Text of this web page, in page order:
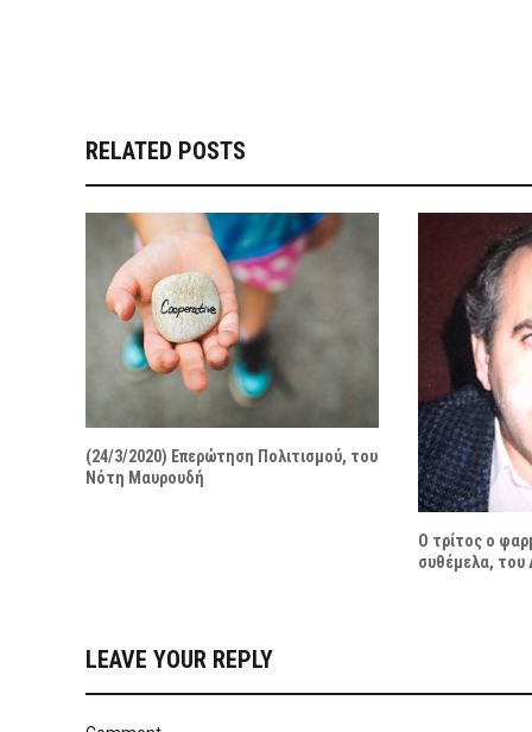
RELATED POSTS
(24/3/2020) Επερώτηση Πολιτισμού, του
Νότη Μαυρουδή
Ο τρίτος ο
συθέμελα,
LEAVE YOUR REPLY